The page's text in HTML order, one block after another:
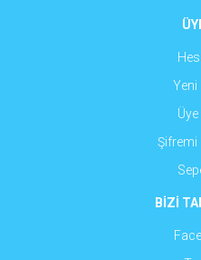
Yeni
Şifremi
BİZİ